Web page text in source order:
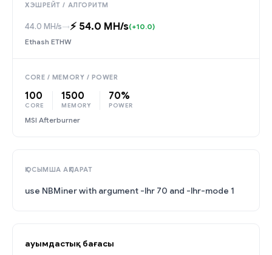
ХЭШРЕЙТ / АЛГОРИТМ
44.0 MH/s→⚡️ 54.0 MH/s(+10.0)
Ethash ETHW
CORE / MEMORY / POWER
100
CORE
1500
MEMORY
70%
POWER
MSI Afterburner
ҚОСЫМША АҚПАРАТ
use NBMiner with argument -lhr 70 and -lhr-mode 1
Қауымдастық бағасы